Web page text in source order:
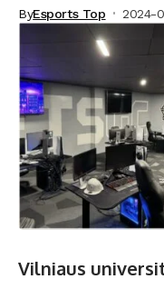
ByEsports Top 2024-
Vilniaus